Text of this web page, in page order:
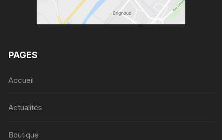
PAGES
Accueil
Actualités
Boutique